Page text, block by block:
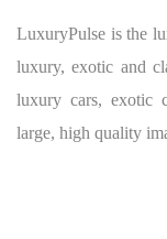
LuxuryPulse is the
luxury, exotic and
luxury cars, exotic
large, high quality